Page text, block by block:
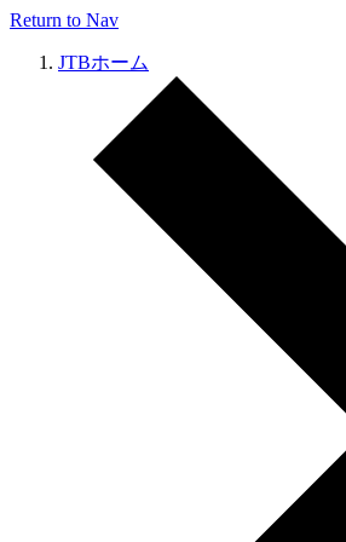
Return to Nav
JTBホーム